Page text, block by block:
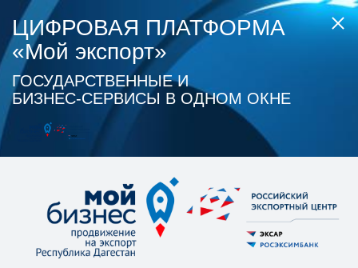
ЦИФРОВАЯ ПЛАТФОРМА
«Мой экспорт»
ГОСУДАРСТВЕННЫЕ И
БИЗНЕС‑СЕРВИСЫ В ОДНОМ ОКНЕ